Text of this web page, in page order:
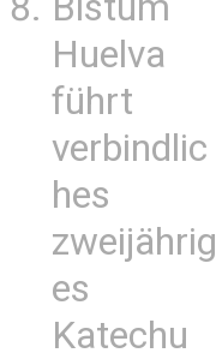
Huelva
führt
verbindlic
hes
zweijährig
es
Katechu